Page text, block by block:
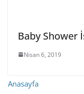
Baby Shower
Nisan 6, 2019
Anasayfa